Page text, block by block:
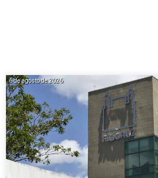
6 de agosto de 2026